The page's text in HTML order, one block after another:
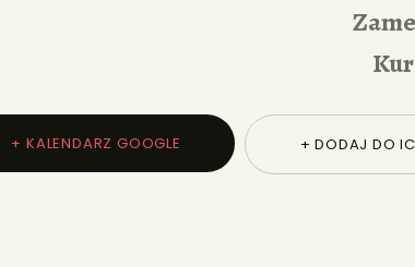
+ KALENDARZ GOOGLE + DODAJ DO